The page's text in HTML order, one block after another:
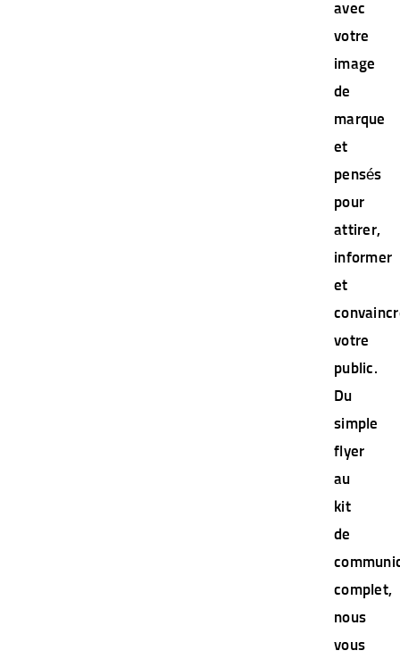
avec
votre
image
de
marque
et
pensés
pour
attirer,
informer
et
votre
public.
Du
simple
flyer
au
kit
de
complet,
nous
vous